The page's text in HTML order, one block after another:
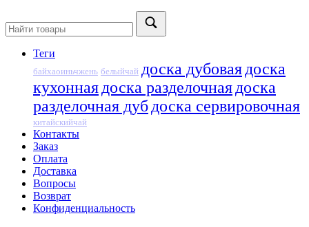
Теги
байхаоиньчжень белыйчай доска дубовая доска
кухонная доска разделочная доска
разделочная дуб доска сервировочная
китайскийчай
Контакты
Заказ
Оплата
Доставка
Вопросы
Возврат
Конфиденциальность